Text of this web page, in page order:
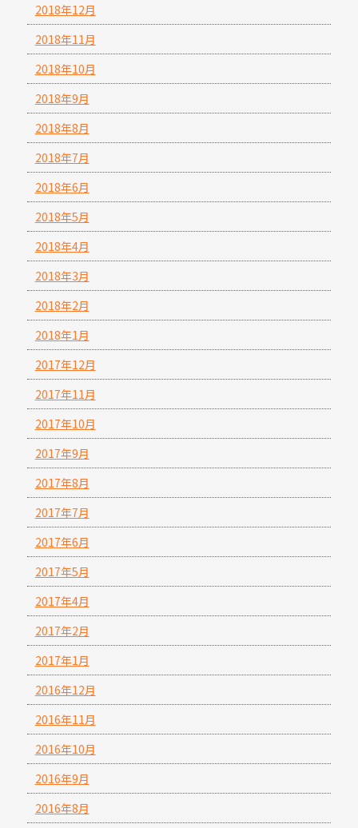
2018年12月
2018年11月
2018年10月
2018年9月
2018年8月
2018年7月
2018年6月
2018年5月
2018年4月
2018年3月
2018年2月
2018年1月
2017年12月
2017年11月
2017年10月
2017年9月
2017年8月
2017年7月
2017年6月
2017年5月
2017年4月
2017年2月
2017年1月
2016年12月
2016年11月
2016年10月
2016年9月
2016年8月